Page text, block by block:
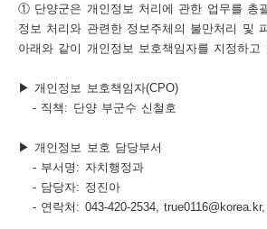
① 단양군은 개인정보 처리에 관한 업무를 총
정보 처리와 관련한 정보주체의 불만처리 및
아래와 같이 개인정보 보호책임자를 지정하고
▶ 개인정보 보호책임자(CPO)
- 직책: 단양 부군수 신철호
▶ 개인정보 보호 담당부서
- 부서명: 자치행정과
- 담당자: 정진아
- 연락처: 043-420-2534,